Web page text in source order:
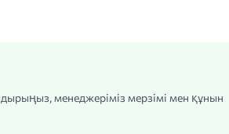
менеджеріміз мерзімі мен құнын